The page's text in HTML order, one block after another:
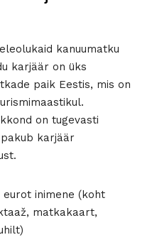
kanuumatku
karjäär on üks
paik Eestis, mis on
on tugevasti
karjäär
eurot inimene (koht
matkakaart,